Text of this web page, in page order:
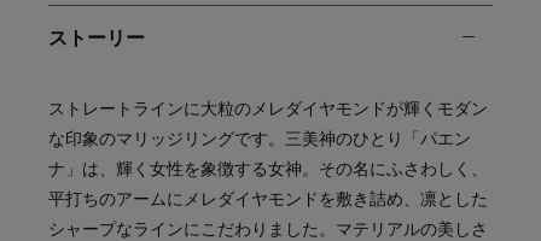
ストーリー
ストレートラインに大粒のメレダイヤモンドが輝くモダン
な印象のマリッジリングです。三美神のひとり「パエン
ナ」は、輝く女性を象徴する女神。その名にふさわしく、
平打ちのアームにメレダイヤモンドを敷き詰め、凛とした
シャープなラインにこだわりました。マテリアルの美しさ